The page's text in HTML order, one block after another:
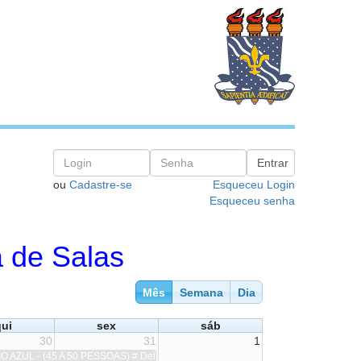
ou Cadastre-se
Esqueceu Login
Esqueceu senha
de Salas
Mês Semana Dia
sex
sáb
30 31 1
# Horário de Início = 17:00 h # Horário de Término = 22:00 h # Solicitante =
# Horário de Início = 14:00 h # Horário de Término = 18:30 h # Solicitante =
# Aula de Matemática Atuarial 2 # Horário de Início = 20:40 h # Horário de
AZUL - (45 A 50 PESSOAS) # Defesas de TCC II - 2026.1 -GADM # Horário